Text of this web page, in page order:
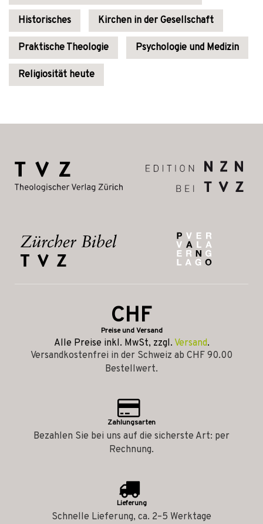
Historisches Kirchen in der Gesellschaft
Praktische Theologie Psychologie und Medizin
Religiosität heute
CHF
Preise und Versand
Alle Preise inkl. MwSt, zzgl. Versand.
Versandkostenfrei in der Schweiz ab CHF 90.00
Bestellwert.
Zahlungsarten
Bezahlen Sie bei uns auf die sicherste Art: per
Rechnung.
Lieferung
Schnelle Lieferung, ca. 2–5 Werktage